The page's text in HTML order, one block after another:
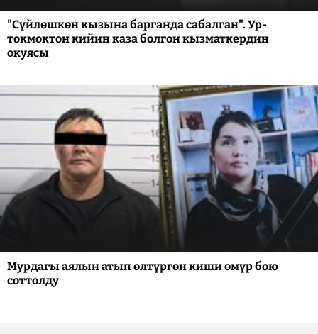
"Сүйлөшкөн кызына барганда сабалган". Ур-
токмоктон кийин каза болгон кызматкердин
окуясы
Мурдагы аялын атып өлтүргөн киши өмүр бою
соттолду